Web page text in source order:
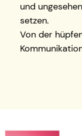
und
setzen.
Von der